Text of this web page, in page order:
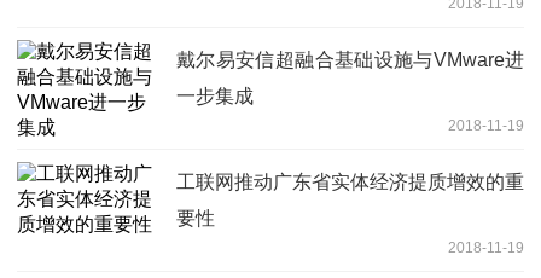
2018-11-19
戴尔易安信超融合基础设施与VMware进
一步集成
2018-11-19
工联网推动广东省实体经济提质增效的重
要性
2018-11-19